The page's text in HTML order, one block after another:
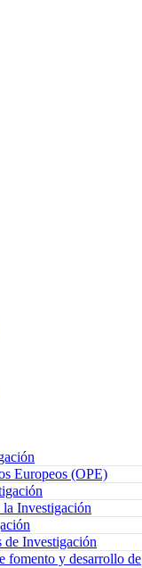
Europeos (OPE)
Investigación
de Investigación
fomento y desarrollo de